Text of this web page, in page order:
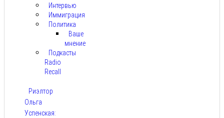
Интервью
Иммиграция
Политика
Ваше
мнение
Подкасты
Radio
Recall
Риэлтор
Ольга
Успенская: